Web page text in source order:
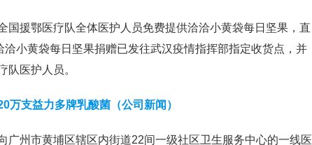
国援鄂医疗队全体医护人员免费提供洽洽小黄袋每日坚果，直
小黄袋每日坚果捐赠已发往武汉疫情指挥部指定收货点，并
队医护人员。
万支益力多牌乳酸菌（公司新闻）
广州市黄埔区辖区内街道22间一级社区卫生服务中心的一线医